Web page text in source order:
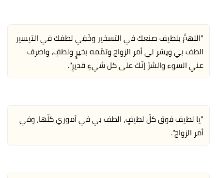
"اللهمَّ بلطيف صنعك في التسخير وخَفِي لطفك في التيسير
الطف بي ويسّر لي أمر الزواج وتمّمه بخيرٍ ولطفٍ، واصرف
عني السوء والشرّ إنّك على كل شيءٍ قديرٍ".
"يا لطيف فوق كلّ لطيفٍ، الطف بي في أموري كلّها، وفي
أمر الزواج".